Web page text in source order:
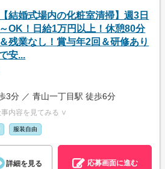
【結婚式場内の化粧室清掃】週3日
～OK！日給1万円以上！休憩80分
＆残業なし！賞与年2回＆研修あり
安...
3分 ／ 青山一丁目駅 徒歩6分
内容を見てみる ∨
服装自由
詳細を見る 応募画面に進む